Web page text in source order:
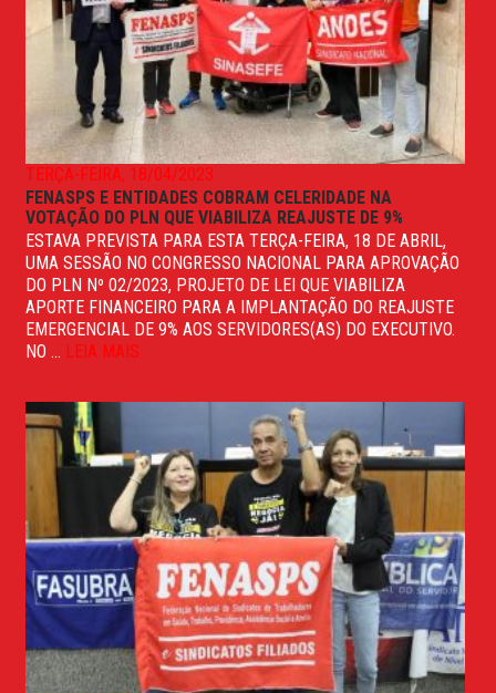
TERÇA-FEIRA, 18/04/2023
FENASPS E ENTIDADES COBRAM CELERIDADE NA
VOTAÇÃO DO PLN QUE VIABILIZA REAJUSTE DE 9%
ESTAVA PREVISTA PARA ESTA TERÇA-FEIRA, 18 DE ABRIL,
UMA SESSÃO NO CONGRESSO NACIONAL PARA APROVAÇÃO
DO PLN Nº 02/2023, PROJETO DE LEI QUE VIABILIZA
APORTE FINANCEIRO PARA A IMPLANTAÇÃO DO REAJUSTE
EMERGENCIAL DE 9% AOS SERVIDORES(AS) DO EXECUTIVO.
NO ... LEIA MAIS